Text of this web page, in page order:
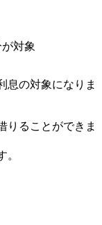
対象
息の対象になりま
りることができま
。